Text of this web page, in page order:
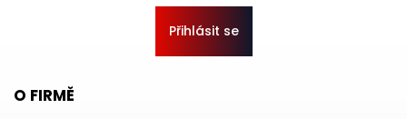
Přihlásit se
O FIRMĚ